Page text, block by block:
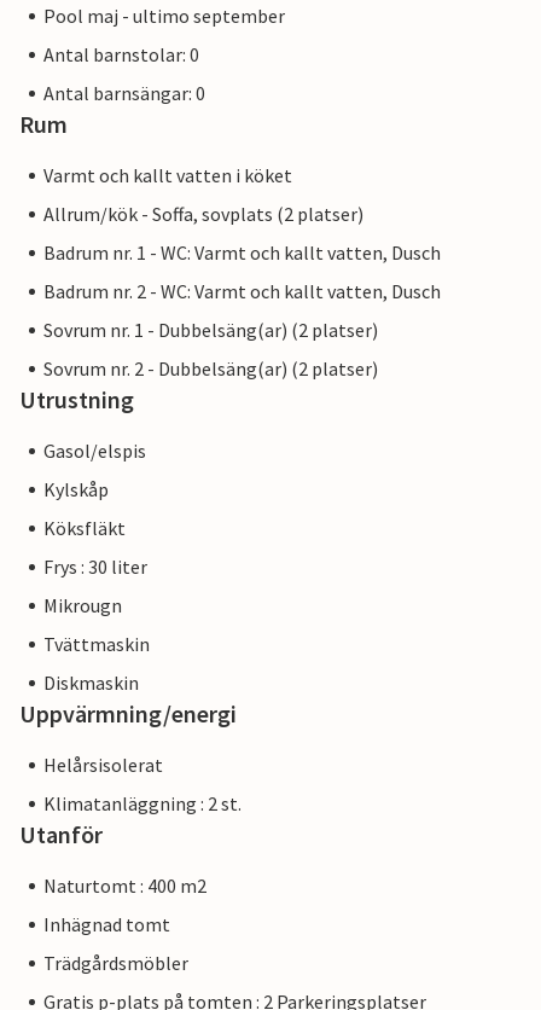
Pool maj - ultimo september
Antal barnstolar: 0
Antal barnsängar: 0
Rum
Varmt och kallt vatten i köket
Allrum/kök - Soffa, sovplats (2 platser)
Badrum nr. 1 - WC: Varmt och kallt vatten, Dusch
Badrum nr. 2 - WC: Varmt och kallt vatten, Dusch
Sovrum nr. 1 - Dubbelsäng(ar) (2 platser)
Sovrum nr. 2 - Dubbelsäng(ar) (2 platser)
Utrustning
Gasol/elspis
Kylskåp
Köksfläkt
Frys : 30 liter
Mikrougn
Tvättmaskin
Diskmaskin
Uppvärmning/energi
Helårsisolerat
Klimatanläggning : 2 st.
Utanför
Naturtomt : 400 m2
Inhägnad tomt
Trädgårdsmöbler
Gratis p-plats på tomten : 2 Parkeringsplatser